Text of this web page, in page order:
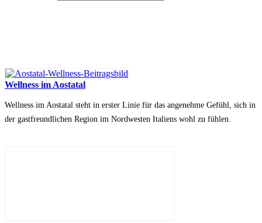
Wellness im Aostatal
Wellness im Aostatal steht in erster Linie für das angenehme Gefühl, sich in
der gastfreundlichen Region im Nordwesten Italiens wohl zu fühlen.